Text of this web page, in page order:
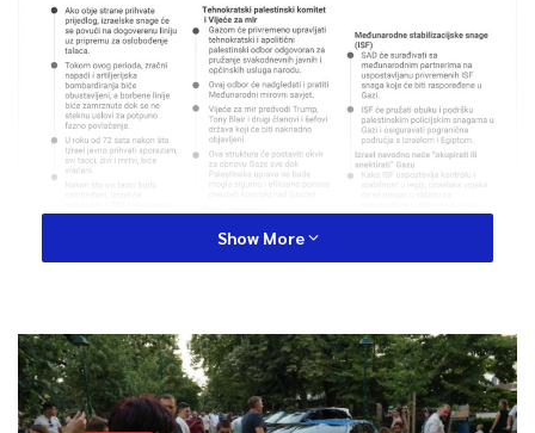
Show More